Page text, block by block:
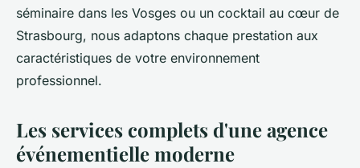
séminaire dans les Vosges ou un cocktail au cœur de
Strasbourg, nous adaptons chaque prestation aux
caractéristiques de votre environnement
professionnel.
Les services complets d'une agence
événementielle moderne